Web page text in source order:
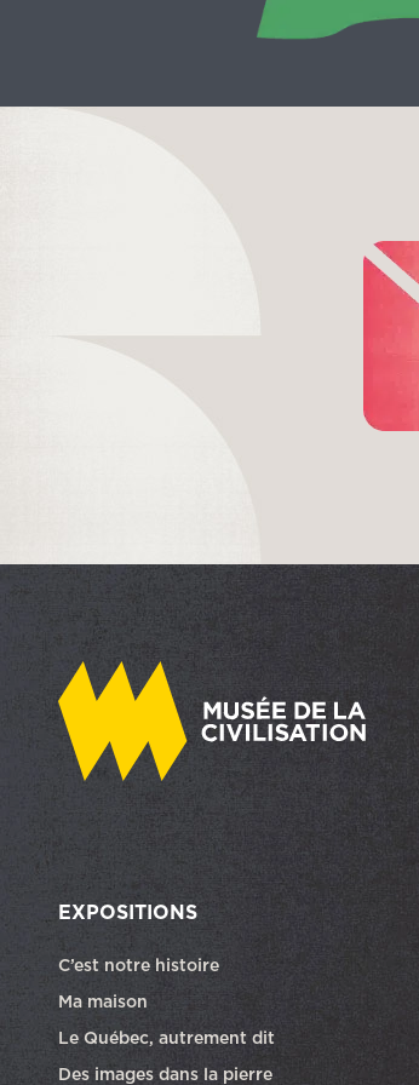
EXPOSITIONS
C’est notre histoire
Ma maison
Le Québec, autrement dit
Des images dans la pierre